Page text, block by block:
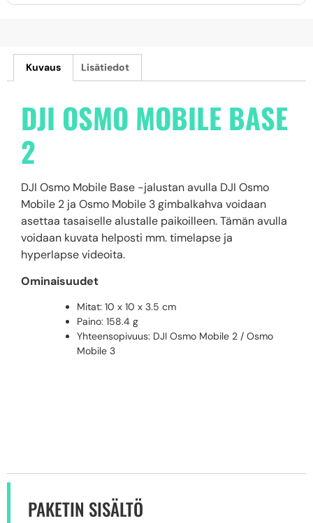
Kuvaus Lisätiedot
DJI OSMO MOBILE BASE
2
DJI Osmo Mobile Base -jalustan avulla DJI Osmo
Mobile 2 ja Osmo Mobile 3 gimbalkahva voidaan
asettaa tasaiselle alustalle paikoilleen. Tämän avulla
voidaan kuvata helposti mm. timelapse ja
hyperlapse videoita.
Ominaisuudet
Mitat: 10 x 10 x 3.5 cm
Paino: 158.4 g
Yhteensopivuus: DJI Osmo Mobile 2 / Osmo
Mobile 3
PAKETIN SISÄLTÖ